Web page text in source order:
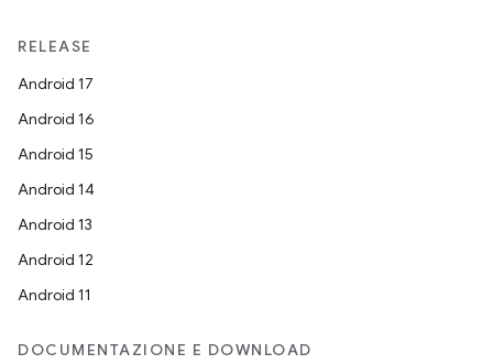
RELEASE
Android 17
Android 16
Android 15
Android 14
Android 13
Android 12
Android 11
DOCUMENTAZIONE E DOWNLOAD